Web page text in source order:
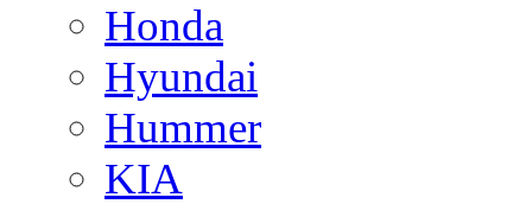
Honda
Hyundai
Hummer
KIA